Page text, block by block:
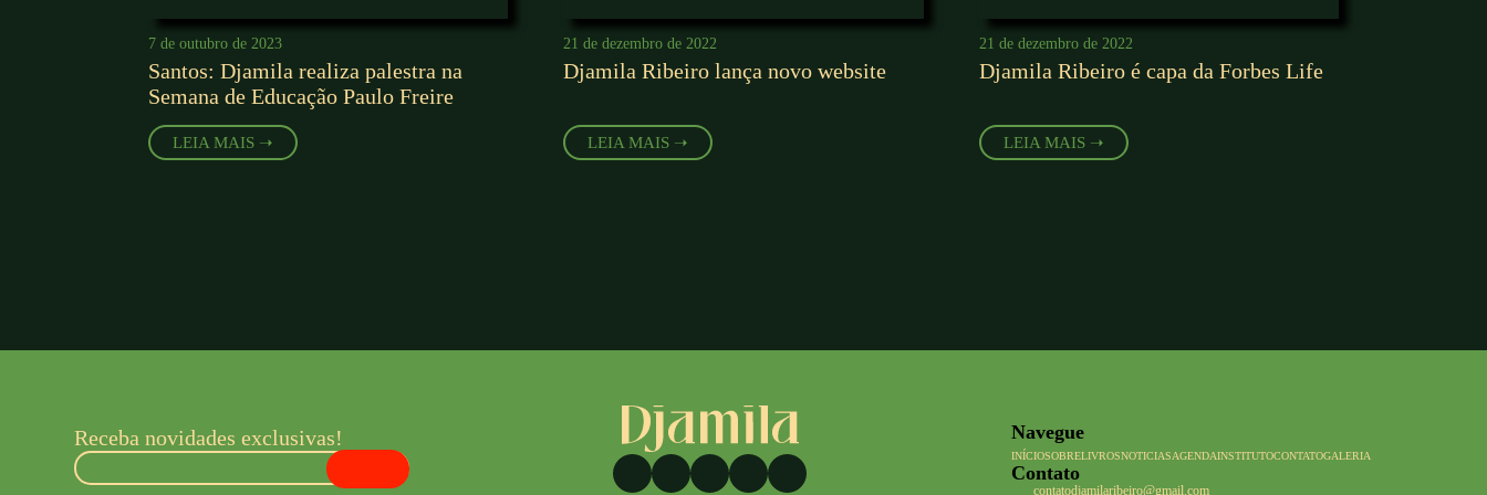
7 de outubro de 2023
Santos: Djamila realiza palestra na
Semana de Educação Paulo Freire
LEIA MAIS ➝
21 de dezembro de 2022
Djamila Ribeiro lança novo website
LEIA MAIS ➝
21 de dezembro de 2022
Djamila Ribeiro é capa da Forbes Life
LEIA MAIS ➝
Receba novidades exclusivas! Navegue
INÍCIOSOBRELIVROSNOTICIASAGENDAINSTITUTOCONTATOGALERIA
Contato
contatodjamilaribeiro@gmail.com